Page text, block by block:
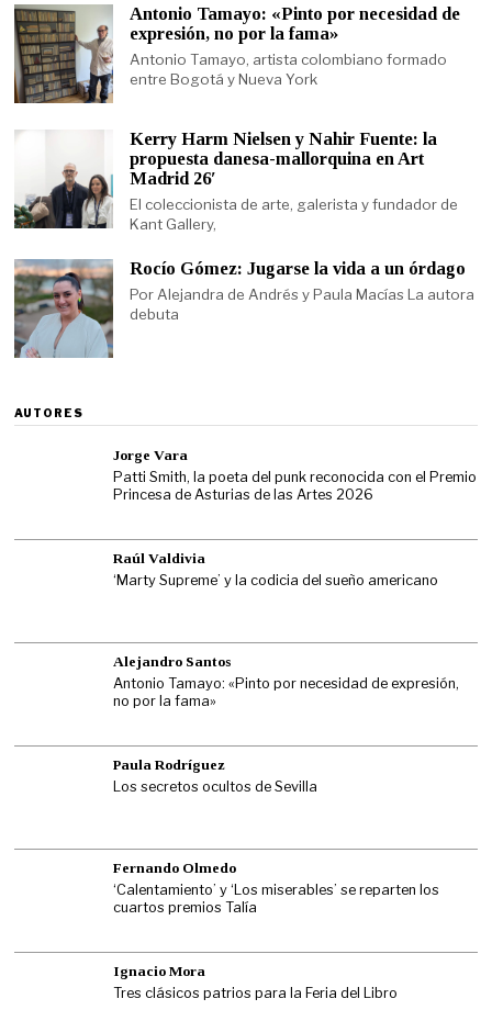
Antonio Tamayo: «Pinto por necesidad de
expresión, no por la fama»
Antonio Tamayo, artista colombiano formado
entre Bogotá y Nueva York
Kerry Harm Nielsen y Nahir Fuente: la
propuesta danesa-mallorquina en Art
Madrid 26′
El coleccionista de arte, galerista y fundador de
Kant Gallery,
Rocío Gómez: Jugarse la vida a un órdago
Por Alejandra de Andrés y Paula Macías La autora
debuta
AUTORES
Jorge Vara
Patti Smith, la poeta del punk reconocida con el Premio
Princesa de Asturias de las Artes 2026
Raúl Valdivia
‘Marty Supreme’ y la codicia del sueño americano
Alejandro Santos
Antonio Tamayo: «Pinto por necesidad de expresión,
no por la fama»
Paula Rodríguez
Los secretos ocultos de Sevilla
Fernando Olmedo
‘Calentamiento’ y ‘Los miserables’ se reparten los
cuartos premios Talía
Ignacio Mora
Tres clásicos patrios para la Feria del Libro